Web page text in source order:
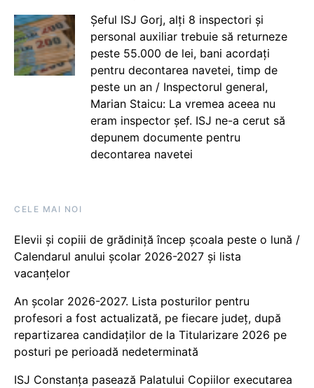
Șeful ISJ Gorj, alți 8 inspectori și
personal auxiliar trebuie să returneze
peste 55.000 de lei, bani acordați
pentru decontarea navetei, timp de
peste un an / Inspectorul general,
Marian Staicu: La vremea aceea nu
eram inspector șef. ISJ ne-a cerut să
depunem documente pentru
decontarea navetei
CELE MAI NOI
Elevii și copiii de grădiniță încep școala peste o lună /
Calendarul anului școlar 2026-2027 și lista
vacanțelor
An școlar 2026-2027. Lista posturilor pentru
profesori a fost actualizată, pe fiecare județ, după
repartizarea candidaților de la Titularizare 2026 pe
posturi pe perioadă nedeterminată
ISJ Constanța pasează Palatului Copiilor executarea